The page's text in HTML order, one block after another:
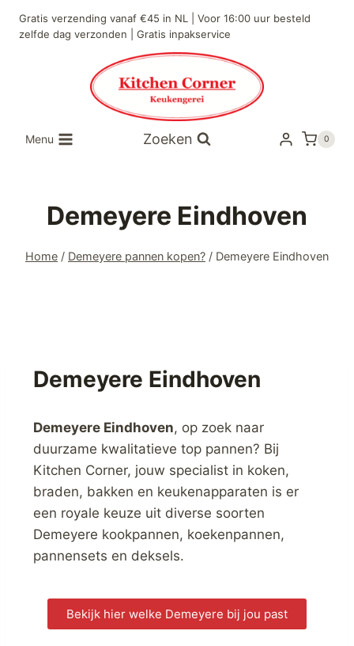
Gratis verzending vanaf €45 in NL | Voor 16:00 uur besteld
zelfde dag verzonden | Gratis inpakservice
Menu Zoeken 0
Demeyere Eindhoven
Home / Demeyere pannen kopen? / Demeyere Eindhoven
Demeyere Eindhoven
Demeyere Eindhoven, op zoek naar
duurzame kwalitatieve top pannen? Bij
Kitchen Corner, jouw specialist in koken,
braden, bakken en keukenapparaten is er
een royale keuze uit diverse soorten
Demeyere kookpannen, koekenpannen,
pannensets en deksels.
Bekijk hier welke Demeyere bij jou past